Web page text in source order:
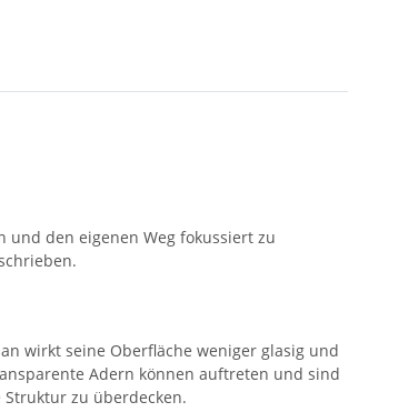
den eigenen Weg fokussiert zu
wirkt seine Oberfläche weniger glasig und
Adern können auftreten und sind
zu überdecken.